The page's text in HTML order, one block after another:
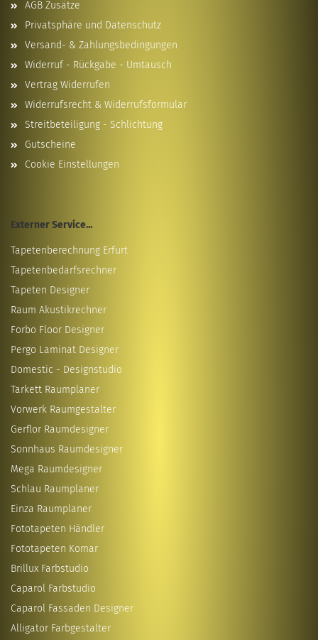
AGB Zusätze
Privatsphäre und Datenschutz
Versand- & Zahlungsbedingungen
Widerruf - Rückgabe - Umtausch
Vertrag Widerrufen
Widerrufsrecht & Widerrufsformular
Streitbeteiligung - Schlichtung
Gutscheine
Cookie Einstellungen
Externer Service...
Tapetenberechnung Erfurt
Tapetenbedarfsrechner
Tapeten Designer
Raum Akustikrechner
Forbo Floor Designer
Pergo Laminat Designer
Domestic - Designstudio
Tarkett Raumplaner
Vorwerk Raumgestalter
Gerflor Raumdesigner
Sonnhaus Raumdesigner
Mega Raumdesigner
Schlau Raumplaner
Einza Raumplaner
Fototapeten Händler
Fototapeten Komar
Brillux Farbstudio
Caparol Farbstudio
Caparol Fassaden Designer
Alligator Farbgestalter